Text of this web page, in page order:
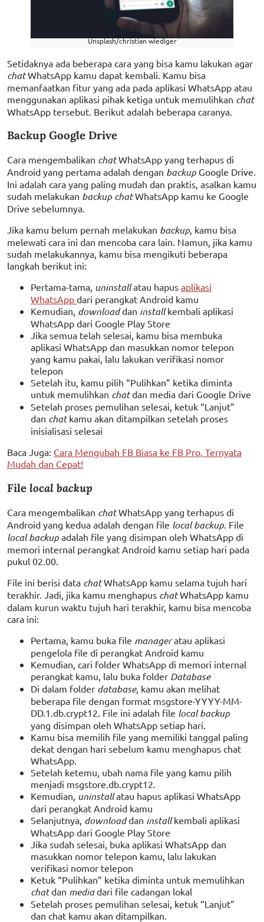
Unsplash/christian wiediger
Setidaknya ada beberapa cara yang bisa kamu lakukan agar
chatWhatsApp kamu dapat kembali. Kamu bisa
memanfaatkan fitur yang ada pada aplikasi WhatsApp atau
menggunakan aplikasi pihak ketiga untuk memulihkan chat
WhatsApp tersebut. Berikut adalah beberapa caranya.
Backup Google Drive
Cara mengembalikan chatWhatsApp yang terhapus di
Android yang pertama adalah dengan backup Google Drive.
Ini adalah cara yang paling mudah dan praktis, asalkan kamu
sudah melakukan backup chatWhatsApp kamu ke Google
Drive sebelumnya.
Jika kamu belum pernah melakukan backup, kamu bisa
melewati cara ini dan mencoba cara lain. Namun, jika kamu
sudah melakukannya, kamu bisa mengikuti beberapa
langkah berikut ini:
Pertama-tama, uninstallatau hapus aplikasi
WhatsApp dari perangkat Android kamu
Kemudian, downloaddan installkembali aplikasi
WhatsApp dari Google Play Store
Jika semua telah selesai, kamu bisa membuka
aplikasi WhatsApp dan masukkan nomor telepon
yang kamu pakai, lalu lakukan verifikasi nomor
telepon
Setelah itu, kamu pilih “Pulihkan” ketika diminta
untuk memulihkan chatdan media dari Google Drive
Setelah proses pemulihan selesai, ketuk “Lanjut”
dan chatkamu akan ditampilkan setelah proses
inisialisasi selesai
Baca Juga: Cara Mengubah FB Biasa ke FB Pro, Ternyata
Mudah dan Cepat!
File local backup
Cara mengembalikan chatWhatsApp yang terhapus di
Android yang kedua adalah dengan file local backup . File
local backup adalah file yang disimpan oleh WhatsApp di
memori internal perangkat Android kamu setiap hari pada
pukul 02.00.
File ini berisi data chatWhatsApp kamu selama tujuh hari
terakhir. Jadi, jika kamu menghapus chatWhatsApp kamu
dalam kurun waktu tujuh hari terakhir, kamu bisa mencoba
cara ini:
Pertama, kamu buka file manageratau aplikasi
pengelola file di perangkat Android kamu
Kemudian, cari folder WhatsApp di memori internal
perangkat kamu, lalu buka folder Database
Di dalam folder database, kamu akan melihat
beberapa file dengan format msgstore-YYYY-MM-
DD.1.db.crypt12. File ini adalah file local backup
yang disimpan oleh WhatsApp setiap hari.
Kamu bisa memilih file yang memiliki tanggal paling
dekat dengan hari sebelum kamu menghapus chat
WhatsApp.
Setelah ketemu, ubah nama file yang kamu pilih
menjadi msgstore.db.crypt12.
Kemudian, uninstallatau hapus aplikasi WhatsApp
dari perangkat Android kamu
Selanjutnya, downloaddan installkembali aplikasi
WhatsApp dari Google Play Store
Jika sudah selesai, buka aplikasi WhatsApp dan
masukkan nomor telepon kamu, lalu lakukan
verifikasi nomor telepon
Ketuk “Pulihkan” ketika diminta untuk memulihkan
chatdan mediadari file cadangan lokal
Setelah proses pemulihan selesai, ketuk “Lanjut”
dan chat kamu akan ditampilkan.